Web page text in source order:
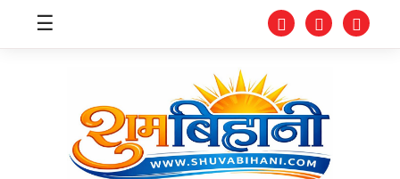
स्वास्थ्य
☰